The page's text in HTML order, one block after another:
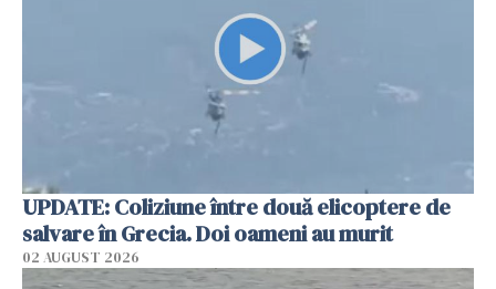
UPDATE: Coliziune între două elicoptere de
salvare în Grecia. Doi oameni au murit
02 AUGUST 2026